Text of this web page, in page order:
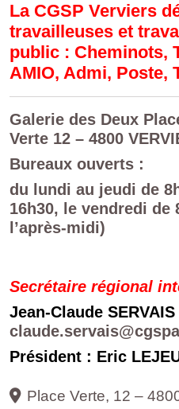
La CGSP Verviers
travailleuses et
public : Cheminots,
AMIO, Admi, Poste,
Galerie des Deux
Verte 12 – 4800
Bureaux ouverts :
du lundi au jeudi de
16h30, le vendredi de
l’après-midi)
Secrétaire régional
Jean-Claude SERVAIS
Président : Eric
Place Verte, 12 –